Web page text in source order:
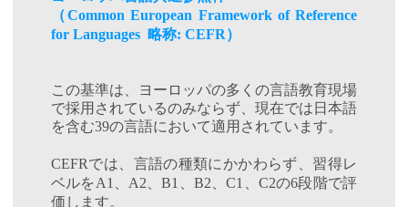
（Common European Framework of Reference
for Languages 略称: CEFR）
この基準は、ヨーロッパの多くの言語教育現場
で採用されているのみならず、現在では日本語
を含む39の言語において適用されています。
CEFRでは、言語の種類にかかわらず、習得レ
ベルを A1 A2 、B1 B2 、C1 C2の6段階で評
価します。